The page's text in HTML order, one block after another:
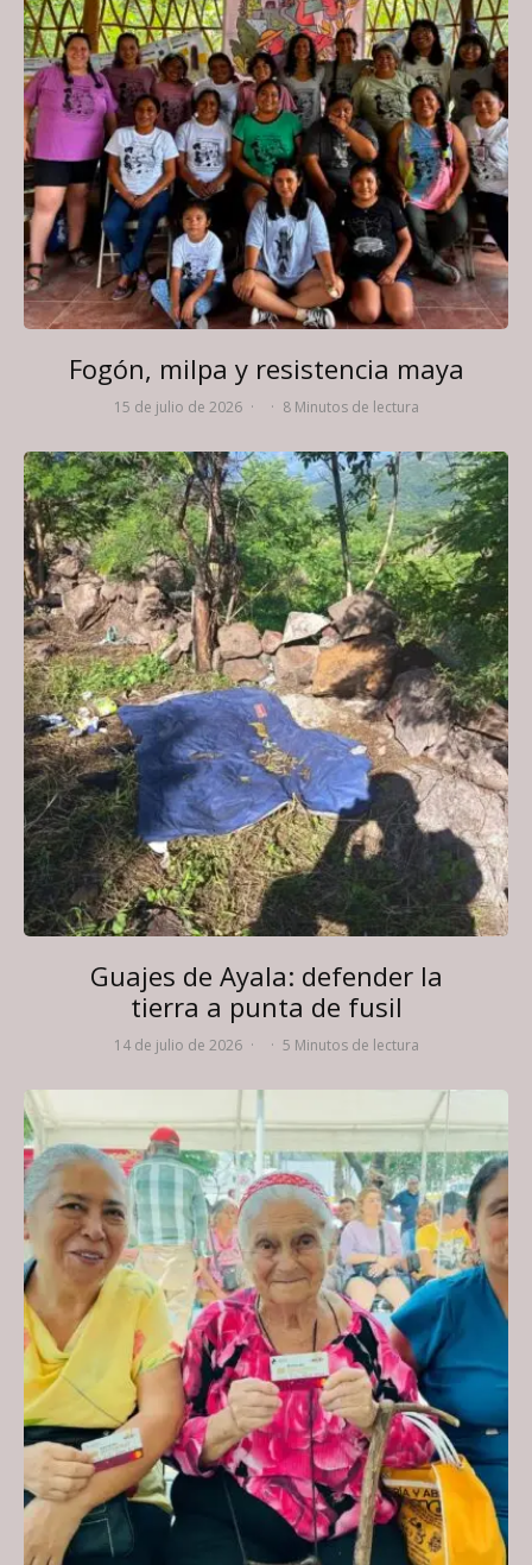
Fogón, milpa y resistencia maya
15 de julio de 2026 · · 8 Minutos de lectura
Guajes de Ayala: defender la
tierra a punta de fusil
14 de julio de 2026 · · 5 Minutos de lectura